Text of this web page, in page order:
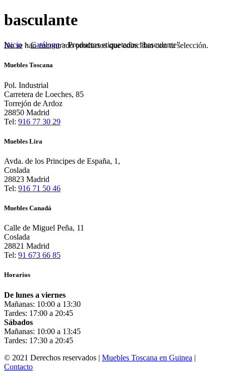
basculante
Inicio>Catálogo>Productos etiquetados “basculante”
No se han encontrado productos que coincidan con tu selección.
Muebles Toscana
Pol. Industrial
Carretera de Loeches, 85
Torrejón de Ardoz
28850 Madrid
Tel: 916 77 30 29
Muebles Lira
Avda. de los Principes de España, 1,
Coslada
28823 Madrid
Tel: 916 71 50 46
Muebles Canadá
Calle de Miguel Peña, 11
Coslada
28821 Madrid
Tel: 91 673 66 85
Horarios
De lunes a viernes
Mañanas: 10:00 a 13:30
Tardes: 17:00 a 20:45
Sábados
Mañanas: 10:00 a 13:45
Tardes: 17:30 a 20:45
© 2021 Derechos reservados | Muebles Toscana en Guinea |
Contacto